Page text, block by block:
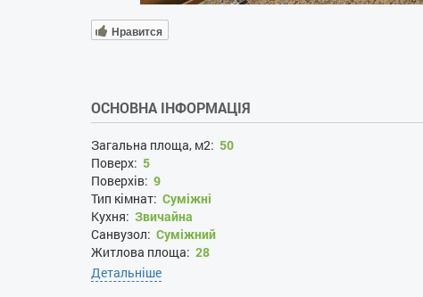
Нравится
ОСНОВНА ІНФОРМАЦІЯ
Загальна площа, м2: 50
Поверх: 5
Поверхів: 9
Тип кімнат: Суміжні
Кухня: Звичайна
Санвузол: Суміжний
Житлова площа: 28
Площа кухні:
Рік ремонту:
Детальніше